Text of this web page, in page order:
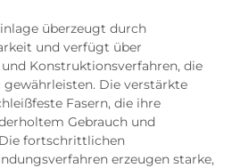
überzeugt durch
und verfügt über
Konstruktionsverfahren, die
Die verstärkte
Fasern, die ihre
Gebrauch und
fortschrittlichen
erzeugen starke,